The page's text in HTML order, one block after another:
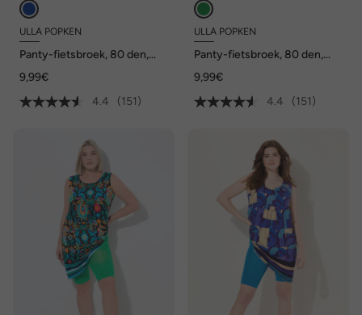
ULLA POPKEN
Panty-fietsbroek, 80 den,
knielang
9,99€
4.4
(151)
ULLA POPKEN
Panty-fietsbroek, 80 den,
knielang
9,99€
4.4
(151)